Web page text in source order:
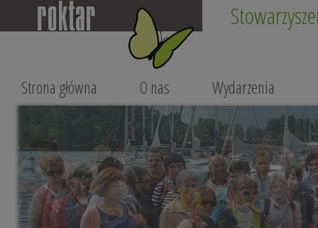
Strona główna O nas Wydarzenia